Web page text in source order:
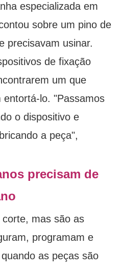
especializada em
sobre um pino de
precisavam usinar.
de fixação
um que
lo. "Passamos
o dispositivo e
a peça",
precisam de
mas são as
programam e
as peças são